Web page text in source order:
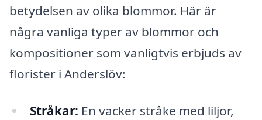
betydelsen av olika blommor. Här är
några vanliga typer av blommor och
kompositioner som vanligtvis erbjuds av
florister i Anderslöv:
Stråkar: En vacker stråke med liljor,